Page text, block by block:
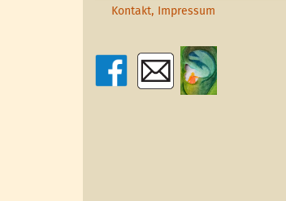
Kontakt, Impressum